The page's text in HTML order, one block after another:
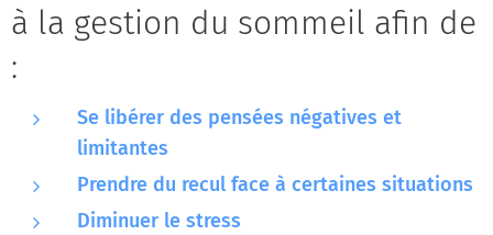
à la gestion du sommeil afin de
:
Se libérer des pensées négatives et
limitantes
Prendre du recul face à certaines situations
Diminuer le stress